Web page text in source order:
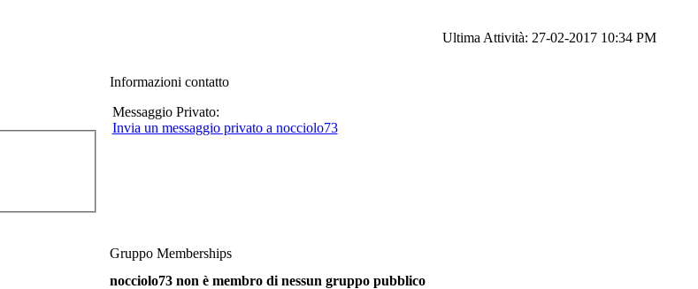
Ultima Attività: 27-02-2017 10:34 PM
Informazioni contatto
Messaggio Privato:
Invia un messaggio privato a nocciolo73
Gruppo Memberships
nocciolo73 non è membro di nessun gruppo pubblico